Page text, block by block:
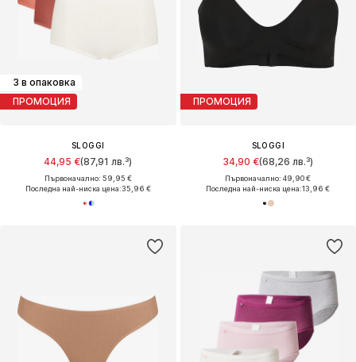
3 в опаковка
ПРОМОЦИЯ
SLOGGI
44,95 €(87,91 лв.³)
Първоначално: 59,95 €
Последна най-ниска цена:35,96 €
ПРОМОЦИЯ
SLOGGI
34,90 €(68,26 лв.³)
Първоначално: 49,90 €
Последна най-ниска цена:13,96 €